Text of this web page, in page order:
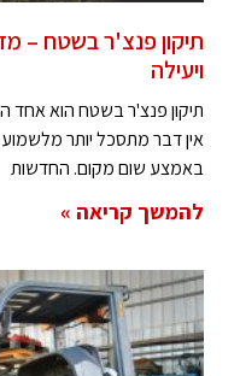
תיקון פנצ'ר בשטח –
ויעילה
תיקון פנצ'ר בשטח הוא
אין דבר מתסכל יותר
באמצע שום מקום. החדשות
להמשך קריאה »